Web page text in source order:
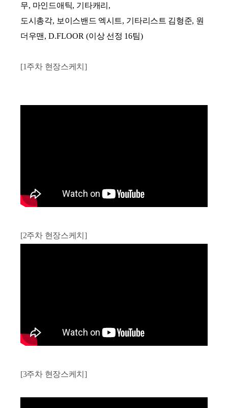
무, 마인드애틱, 기타캐리 ,
도시총각, 보이스밴드 엑시트, 기타리스트 김형준, 원
더우맨 , D.FLOOR (이상 선정 16팀)
[1주차 현장스케치]
[2주차 현장스케치]
[3주차 현장스케치]